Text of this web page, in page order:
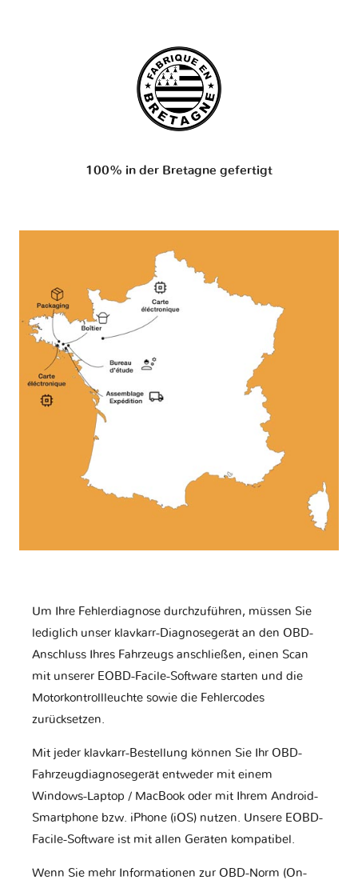
100% in der Bretagne gefertigt
Um Ihre Fehlerdiagnose durchzuführen, müssen Sie
lediglich unser klavkarr-Diagnosegerät an den OBD-
Anschluss Ihres Fahrzeugs anschließen, einen Scan
mit unserer EOBD-Facile-Software starten und die
Motorkontrollleuchte sowie die Fehlercodes
zurücksetzen.
Mit jeder klavkarr-Bestellung können Sie Ihr OBD-
Fahrzeugdiagnosegerät entweder mit einem
Windows-Laptop / MacBook oder mit Ihrem Android-
Smartphone bzw. iPhone (iOS) nutzen. Unsere EOBD-
Facile-Software ist mit allen Geräten kompatibel.
Wenn Sie mehr Informationen zur OBD-Norm (On-